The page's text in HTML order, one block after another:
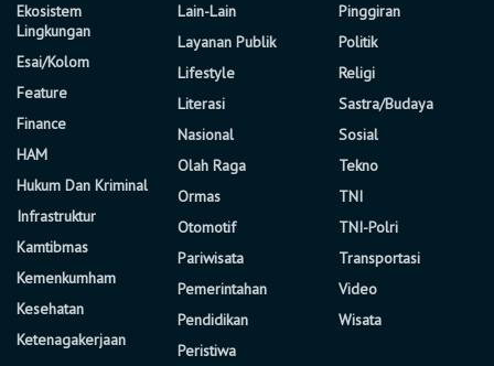
Ekosistem
Lingkungan
Esai/Kolom
Feature
Finance
HAM
Hukum Dan Kriminal
Infrastruktur
Kamtibmas
Kemenkumham
Kesehatan
Ketenagakerjaan
Lain-Lain
Layanan Publik
Lifestyle
Literasi
Nasional
Olah Raga
Ormas
Otomotif
Pariwisata
Pemerintahan
Pendidikan
Peristiwa
Pinggiran
Politik
Religi
Sastra/Budaya
Sosial
Tekno
TNI
TNI-Polri
Transportasi
Video
Wisata